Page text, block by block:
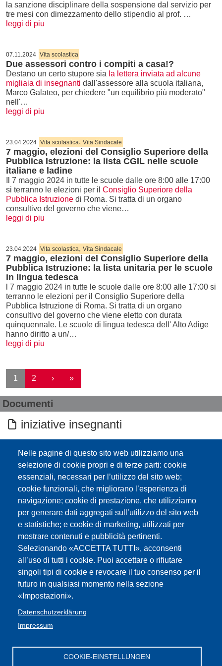
Nelle pagine di questo sito web utilizziamo una
selezione di cookie propri e di terze parti: cookie
essenziali, necessari per l’utilizzo del sito web;
cookie funzionali, che migliorano l’esperienza di
navigazione; cookie di prestazione, che utilizziamo
per generare dati aggregati sull’utilizzo del sito web
e statistiche; e cookie di marketing, utilizzati per
mostrare contenuti e pubblicità pertinenti.
Selezionando «ACCETTA TUTTI», acconsenti
all’uso di tutti i cookie. Puoi accettare o rifiutare
singoli tipi di cookie e revocare il tuo consenso per il
futuro in qualsiasi momento nella sezione
«Impostazioni».
Datenschutzerklärung
Impressum
COOKIE-EINSTELLUNGEN
la sanzione disciplinare della sospensione dal servizio per
tre mesi con dimezzamento dello stipendio al prof. …
leggi di piu
07.11.2024 Vita scolastica
Due assessori contro i compiti a casa!?
Destano un certo stupore sia la lettera inviata ad alcune
migliaia di insegnanti dall'assessore alla scuola italiana,
Marco Galateo, per chiedere "un equilibrio più moderato"
nell'…
leggi di piu
23.04.2024 Vita scolastica, Vita Sindacale
7 maggio, elezioni del Consiglio Superiore della
Pubblica Istruzione: la lista CGIL nelle scuole
italiane e ladine
Il 7 maggio 2024 in tutte le scuole dalle ore 8:00 alle 17:00
si terranno le elezioni per il Consiglio Superiore della
Pubblica Istruzione di Roma. Si tratta di un organo
consultivo del governo che viene…
leggi di piu
23.04.2024 Vita scolastica, Vita Sindacale
7 maggio, elezioni del Consiglio Superiore della
Pubblica Istruzione: la lista unitaria per le scuole
in lingua tedesca
l 7 maggio 2024 in tutte le scuole dalle ore 8:00 alle 17:00 si
terranno le elezioni per il Consiglio Superiore della
Pubblica Istruzione di Roma. Si tratta di un organo
consultivo del governo che viene eletto con durata
quinquennale. Le scuole di lingua tedesca dell' Alto Adige
hanno diritto a un/…
leggi di piu
Paginazione
1 2 ›Pagina successiva
»Ultima pagina
Documenti
iniziative insegnanti
Provincia di Bolzano - Revisione del
bilancio provinciale - scuola
Elezioni del Consiglio scolastico
provinciale, 29 aprile 2025: i risultati
Troppi compiti a casa!? Le parole
degli assessori Galateo e Achammer
(5.11.2024)
NEUE KUNDGEBUNG AM 6.JUNI /
NUOVA MANIFESTAZIONE IL 6
GIUGNO